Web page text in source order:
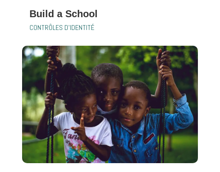
Build a School
CONTRÔLES D'IDENTITÉ